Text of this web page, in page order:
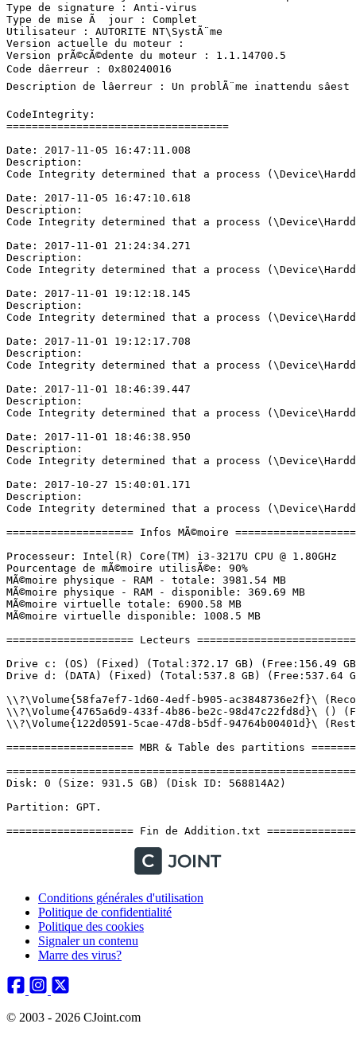
Conditions générales d'utilisation
Politique de confidentialité
Politique des cookies
Signaler un contenu
Marre des virus?
© 2003 - 2026 CJoint.com